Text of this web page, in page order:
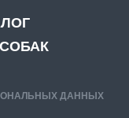
ДАННЫХ